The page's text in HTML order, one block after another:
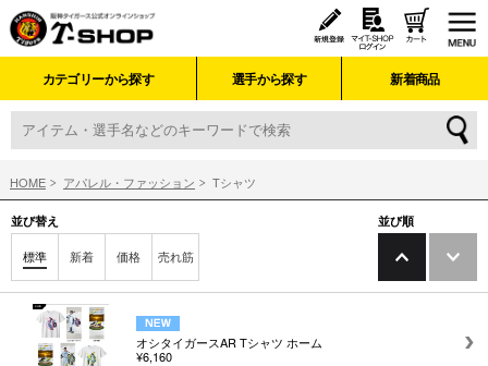
カテゴリーから探す 選手から探す 新着商品
HOME アパレル・ファッション Tシャツ
並び替え
標準 新着 価格 売れ筋
並び順
オシタイガースAR Tシャツ ホーム
¥6,160